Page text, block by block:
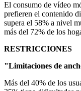
El consumo de vídeo
prefieren el contenido
supera el 58% a nivel
más del 72% de los
RESTRICCIONES
"Limitaciones de
Más del 40% de los